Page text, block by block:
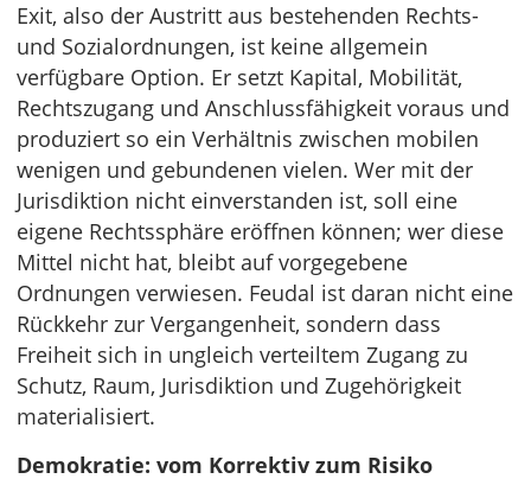
Exit, also der Austritt aus bestehenden Rechts-
und Sozialordnungen, ist keine allgemein
verfügbare Option. Er setzt Kapital, Mobilität,
Rechtszugang und Anschlussfähigkeit voraus und
produziert so ein Verhältnis zwischen mobilen
wenigen und gebundenen vielen. Wer mit der
Jurisdiktion nicht einverstanden ist, soll eine
eigene Rechtssphäre eröffnen können; wer diese
Mittel nicht hat, bleibt auf vorgegebene
Ordnungen verwiesen. Feudal ist daran nicht eine
Rückkehr zur Vergangenheit, sondern dass
Freiheit sich in ungleich verteiltem Zugang zu
Schutz, Raum, Jurisdiktion und Zugehörigkeit
materialisiert.
Demokratie: vom Korrektiv zum Risiko